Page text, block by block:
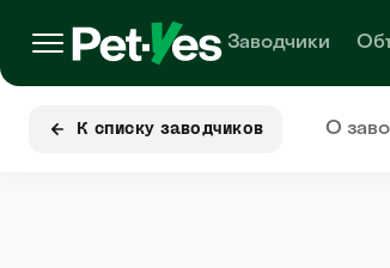
Заводчики
К списку заводчиков О